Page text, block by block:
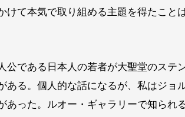
けて本気で取り組める主題を得たこと
公である日本人の若者が大聖堂のステ
ある。個人的な話になるが、私はジョ
あった。ルオー・ギャラリーで知られ